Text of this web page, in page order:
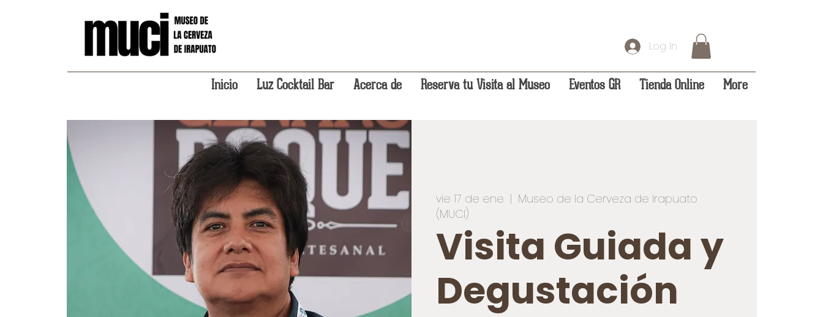
Log In
Inicio Luz Cocktail Bar Acerca de Reserva tu Visita al Museo Eventos GR Tienda Online More
vie 17 de ene
  |
Museo de la Cerveza de Irapuato
(MUCI)
Visita Guiada y
Degustación